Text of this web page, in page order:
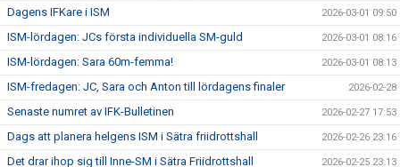
Dagens IFKare i ISM 2026-03-01 09:50
ISM-lördagen: JCs första individuella SM-guld 2026-03-01 08:16
ISM-lördagen: Sara 60m-femma! 2026-03-01 08:13
ISM-fredagen: JC, Sara och Anton till lördagens finaler 2026-02-28
Senaste numret av IFK-Bulletinen 2026-02-27 17:53
Dags att planera helgens ISM i Sätra friidrottshall 2026-02-26 23:16
Det drar ihop sig till Inne-SM i Sätra Friidrottshall 2026-02-25 23:13